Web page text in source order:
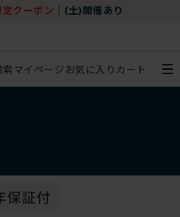
定クーポン (土)開催あり
索マイページ お気に入り カート